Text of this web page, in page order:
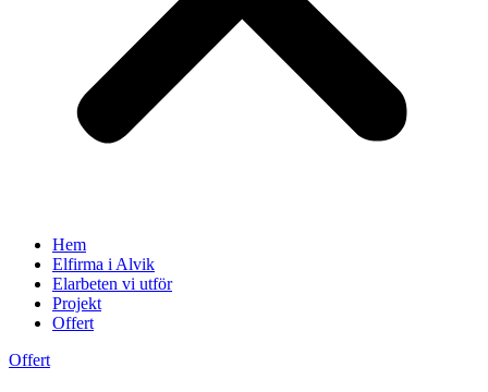
Hem
Elfirma i Alvik
Elarbeten vi utför
Projekt
Offert
Offert